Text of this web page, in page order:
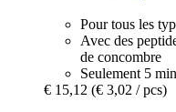
Pour tous les
Avec des
de concombre
Seulement 5
€ 15,12 (€ 3,02 / pcs)